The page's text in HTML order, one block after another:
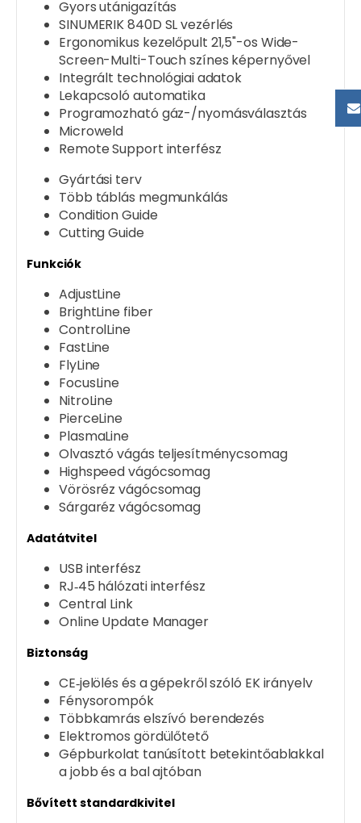
Gyors utánigazítás
SINUMERIK 840D SL vezérlés
Ergonomikus kezelőpult 21,5"-os Wide-
Screen-Multi-Touch színes képernyővel
Integrált technológiai adatok
Lekapcsoló automatika
Programozható gáz-/nyomásválasztás
Microweld
Remote Support interfész
Gyártási terv
Több táblás megmunkálás
Condition Guide
Cutting Guide
Funkciók
AdjustLine
BrightLine fiber
ControlLine
FastLine
FlyLine
FocusLine
NitroLine
PierceLine
PlasmaLine
Olvasztó vágás teljesítménycsomag
Highspeed vágócsomag
Vörösréz vágócsomag
Sárgaréz vágócsomag
Adatátvitel
USB interfész
RJ‑45 hálózati interfész
Central Link
Online Update Manager
Biztonság
CE‑jelölés és a gépekről szóló EK irányelv
Fénysorompók
Többkamrás elszívó berendezés
Elektromos gördülőtető
Gépburkolat tanúsított betekintőablakkal
a jobb és a bal ajtóban
Bővített standardkivitel